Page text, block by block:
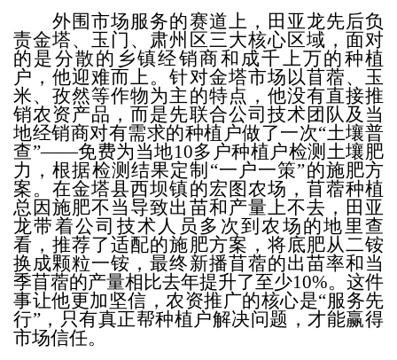
外围市场服务的赛道上，田亚龙先后负
责金塔、玉门、肃州区三大核心区域，面对
的是分散的乡镇经销商和成千上万的种植
户，他迎难而上。针对金塔市场以苜蓿、玉
米、孜然等作物为主的特点，他没有直接推
销农资产品，而是先联合公司技术团队及当
地经销商对有需求的种植户做了一次“土壤普
查”——免费为当地10多户种植户检测土壤肥
力，根据检测结果定制“一户一策”的施肥方
案。在金塔县西坝镇的宏图农场，苜蓿种植
总因施肥不当导致出苗和产量上不去，田亚
龙带着公司技术人员多次到农场的地里查
看，推荐了适配的施肥方案，将底肥从二铵
换成颗粒一铵，最终新播苜蓿的出苗率和当
季苜蓿的产量相比去年提升了至少10%。这件
事让他更加坚信，农资推广的核心是“服务先
行”，只有真正帮种植户解决问题，才能赢得
市场信任。